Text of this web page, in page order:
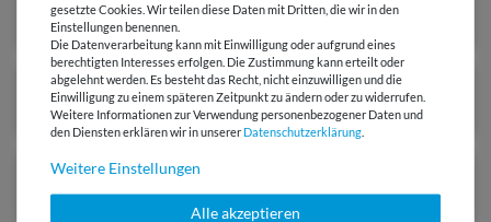
gesetzte Cookies. Wir teilen diese Daten mit Dritten, die wir in den
Einstellungen benennen.
Die Datenverarbeitung kann mit Einwilligung oder aufgrund eines
berechtigten Interesses erfolgen. Die Zustimmung kann erteilt oder
abgelehnt werden. Es besteht das Recht, nicht einzuwilligen und die
Einwilligung zu einem späteren Zeitpunkt zu ändern oder zu widerrufen.
Weitere Informationen zur Verwendung personenbezogener Daten und
den Diensten erklären wir in unserer Daten­schutz­erklärung
Weitere Einstellungen
Alle akzeptieren